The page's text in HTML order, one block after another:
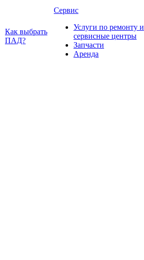
Как выбрать
ПАД?
Сервис
Услуги по ремонту и
сервисные центры
Запчасти
Аренда